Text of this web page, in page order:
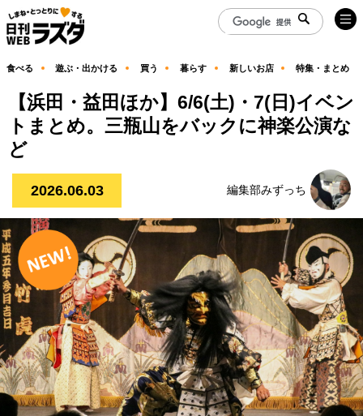
食べる 遊ぶ・出かける 買う 暮らす 新しいお店 特集・まとめ
【浜田・益田ほか】6/6(土)・7(日)イベン
トまとめ。三瓶山をバックに神楽公演な
ど
2026.06.03 編集部みずっち